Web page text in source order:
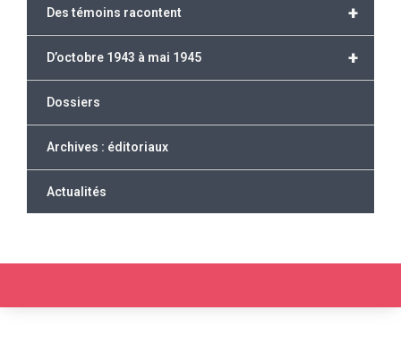
+
Des témoins racontent
+
D’octobre 1943 à mai 1945
Dossiers
Archives : éditoriaux
Actualités